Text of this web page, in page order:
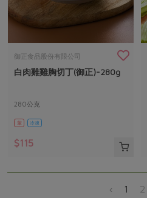
御正食品股份有限公司
白肉雞雞胸切丁(御正)-280g
280公克
葷 冷凍
$115
‹ 1 2